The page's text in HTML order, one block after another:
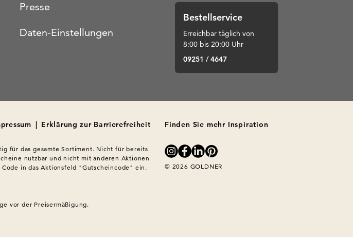
Presse
Daten-Einstellungen
Bestellservice
Erreichbar täglich von
8:00 bis 20:00 Uhr
09251 / 4647
| Erklärung zur Barrierefreiheit
für das gesamte Sortiment. Nicht für bereits
nutzbar und nicht mit anderen Aktionen
in das Aktionsfeld "Gutscheincode" ein.
vor der Preisermäßigung.
Finden Sie mehr Inspiration
© 2026 GOLDNER